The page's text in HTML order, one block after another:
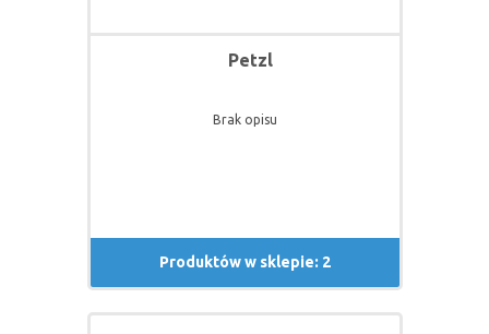
Petzl
Brak opisu
Produktów w sklepie: 2